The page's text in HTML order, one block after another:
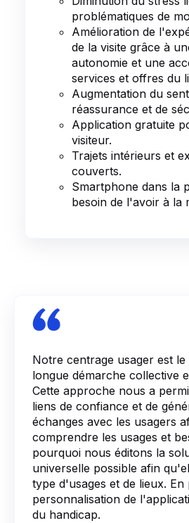
problématiques de
Amélioration de
de la visite grâce à
autonomie et une
services et offres du
Augmentation du
réassurance et de
Application gratuite
visiteur.
Trajets intérieurs et
couverts.
Smartphone dans la
besoin de l'avoir à la
Notre centrage usager est
longue démarche collective
Cette approche nous a
liens de confiance et de
échanges avec les usagers
comprendre les usages et
pourquoi nous éditons la
universelle possible afin
type d'usages et de lieux. En
personnalisation de
du handicap.